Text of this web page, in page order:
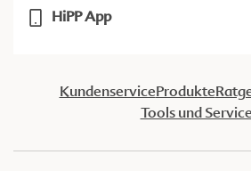
HiPP App
KundenserviceProdukte
Tools und